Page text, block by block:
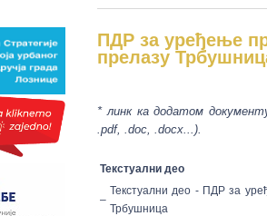
ПДР за уређење
прелазу
* линк ка додатом
.pdf, .doc, .docx...).
Текстуални део
–
Текстуални део - ПДР за
Трбушница